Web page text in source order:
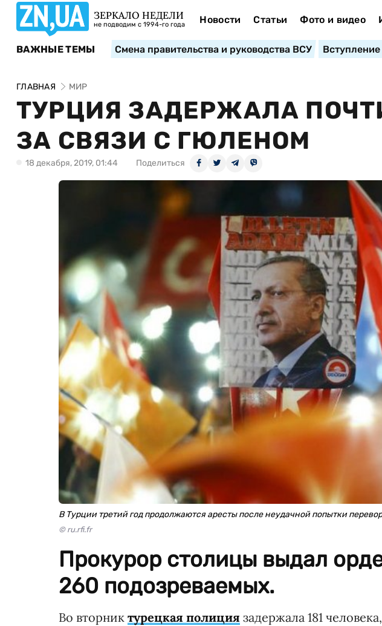
ЗЕРКАЛО НЕДЕЛИ
не подводим с 1994-го года Новости Статьи Фото и видео
ВАЖНЫЕ ТЕМЫ Смена правительства и руководства ВСУ
ГЛАВНАЯ МИР
ТУРЦИЯ ЗАДЕРЖАЛА
ЗА СВЯЗИ С ГЮЛЕНОМ
18 декабря, 2019, 01:44 Поделиться
В Турции третий год продолжаются аресты после неудачной попытки
© ru.rfi.fr
Прокурор столицы выдал
260 подозреваемых.
Во вторник турецкая полиция задержала 181